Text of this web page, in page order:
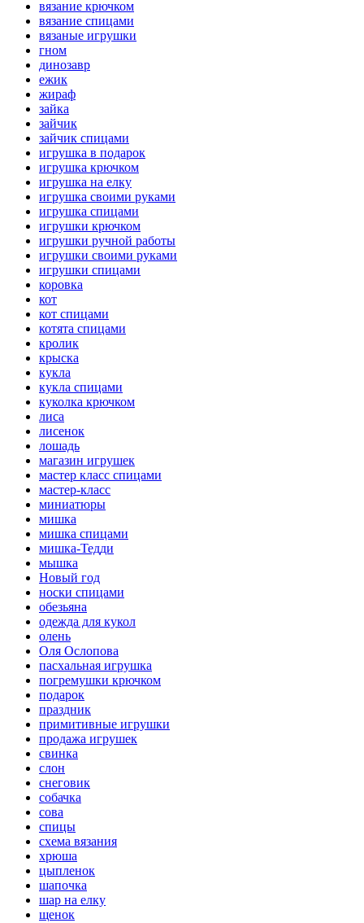
вязание крючком
вязание спицами
вязаные игрушки
гном
динозавр
ежик
жираф
зайка
зайчик
зайчик спицами
игрушка в подарок
игрушка крючком
игрушка на елку
игрушка своими руками
игрушка спицами
игрушки крючком
игрушки ручной работы
игрушки своими руками
игрушки спицами
коровка
кот
кот спицами
котята спицами
кролик
крыска
кукла
кукла спицами
куколка крючком
лиса
лисенок
лошадь
магазин игрушек
мастер класс спицами
мастер-класс
миниатюры
мишка
мишка спицами
мишка-Тедди
мышка
Новый год
носки спицами
обезьяна
одежда для кукол
олень
Оля Ослопова
пасхальная игрушка
погремушки крючком
подарок
праздник
примитивные игрушки
продажа игрушек
свинка
слон
снеговик
собачка
сова
спицы
схема вязания
хрюша
цыпленок
шапочка
шар на елку
щенок